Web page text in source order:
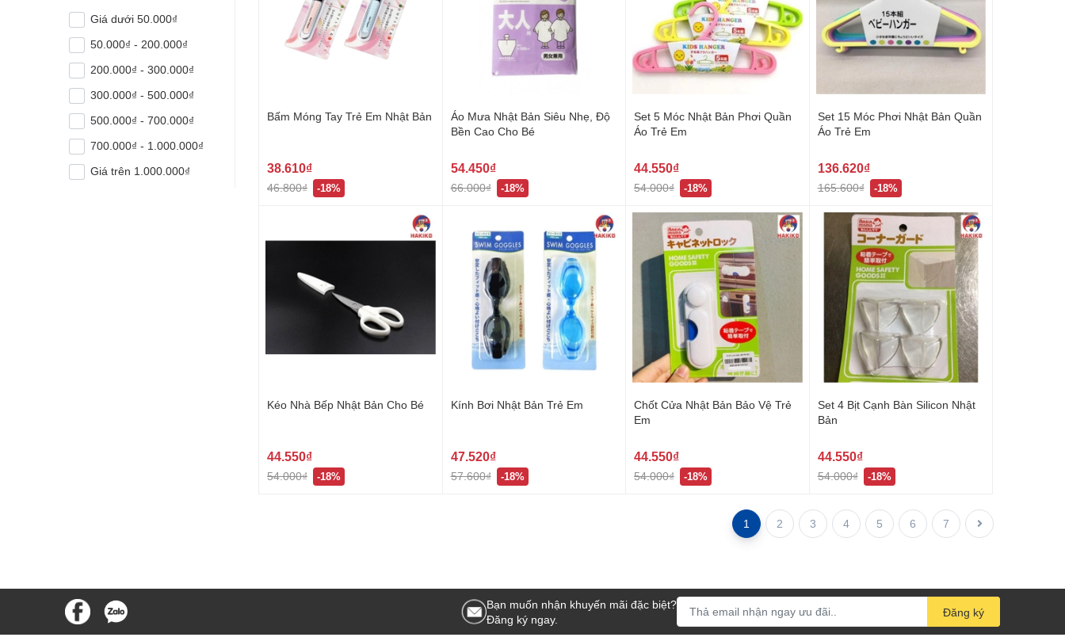
Giá dưới 50.000₫
50.000₫ - 200.000₫
200.000₫ - 300.000₫
300.000₫ - 500.000₫
500.000₫ - 700.000₫
700.000₫ - 1.000.000₫
Giá trên 1.000.000₫
Bấm Móng Tay Trẻ Em Nhật Bản
38.610₫
46.800₫ -18%
Áo Mưa Nhật Bản Siêu Nhẹ, Độ
Bền Cao Cho Bé
54.450₫
66.000₫ -18%
Set 5 Móc Nhật Bản Phơi Quần
Áo Trẻ Em
44.550₫
54.000₫ -18%
Set 15 Móc Phơi Nhật Bản Quần
Áo Trẻ Em
136.620₫
165.600₫ -18%
Kéo Nhà Bếp Nhật Bản Cho Bé
44.550₫
54.000₫ -18%
Kính Bơi Nhật Bản Trẻ Em
47.520₫
57.600₫ -18%
Chốt Cửa Nhật Bản Bảo Vệ Trẻ
Em
44.550₫
54.000₫ -18%
Set 4 Bịt Cạnh Bàn Silicon Nhật
Bản
44.550₫
54.000₫ -18%
1 2 3 4 5 6 7
Bạn muốn nhận khuyến mãi đặc biệt?
Đăng ký ngay.
Đăng ký